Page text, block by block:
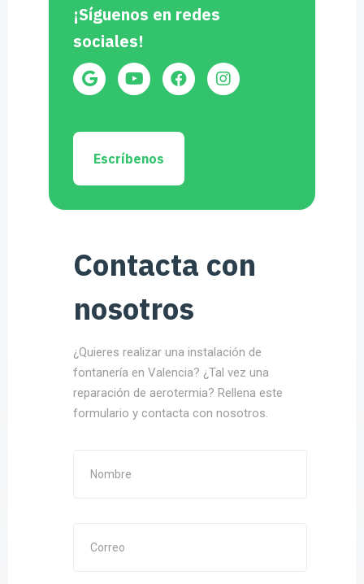
¡Síguenos en redes
sociales!
Escríbenos
Contacta con
nosotros
¿Quieres realizar una instalación de
fontanería en Valencia? ¿Tal vez una
reparación de aerotermia? Rellena este
formulario y contacta con nosotros.